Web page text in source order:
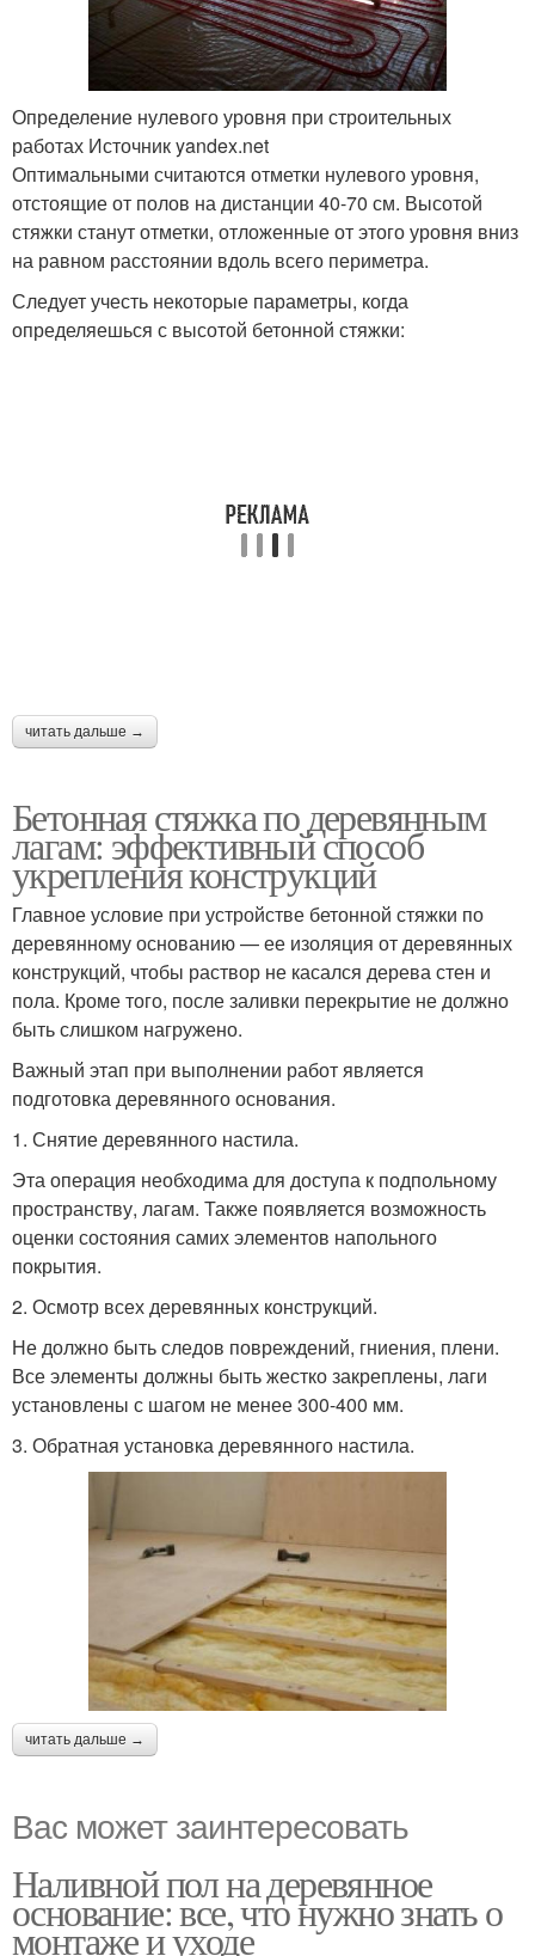
Определение нулевого уровня при строительных
работах Источник yandex.net
Оптимальными считаются отметки нулевого уровня,
отстоящие от полов на дистанции 40-70 см. Высотой
стяжки станут отметки, отложенные от этого уровня вниз
на равном расстоянии вдоль всего периметра.
Следует учесть некоторые параметры, когда
определяешься с высотой бетонной стяжки:
читать дальше →
Бетонная стяжка по деревянным
лагам: эффективный способ
укрепления конструкций
Главное условие при устройстве бетонной стяжки по
деревянному основанию — ее изоляция от деревянных
конструкций, чтобы раствор не касался дерева стен и
пола. Кроме того, после заливки перекрытие не должно
быть слишком нагружено.
Важный этап при выполнении работ является
подготовка деревянного основания.
1. Снятие деревянного настила.
Эта операция необходима для доступа к подпольному
пространству, лагам. Также появляется возможность
оценки состояния самих элементов напольного
покрытия.
2. Осмотр всех деревянных конструкций.
Не должно быть следов повреждений, гниения, плени.
Все элементы должны быть жестко закреплены, лаги
установлены с шагом не менее 300-400 мм.
3. Обратная установка деревянного настила.
читать дальше →
Вас может заинтересовать
Наливной пол на деревянное
основание: все, что нужно знать о
монтаже и уходе